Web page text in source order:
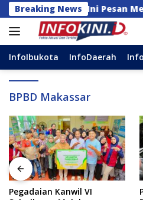
Langsung
ke
konten
Breaking News
Maba, Ini Pesan
InfoIbukota InfoDaerah
BPBD Makassar
Pegadaian Kanwil VI